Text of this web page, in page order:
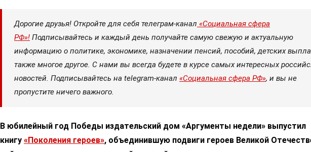
Дорогие друзья! Откройте для себя телеграм-канал «Социальная сфера
РФ»! Подписывайтесь и каждый день получайте самую свежую и актуальную
информацию о политике, экономике, назначении пенсий, пособий, детских
также многое другое. С нами вы всегда будете в курсе самых интересных
новостей. Подписывайтесь на telegram-канал «Социальная сфера РФ», и вы не
пропустите ничего важного.
В юбилейный год Победы издательский дом «Аргументы недели» выпустил
книгу «Поколения героев», объединившую подвиги героев Великой